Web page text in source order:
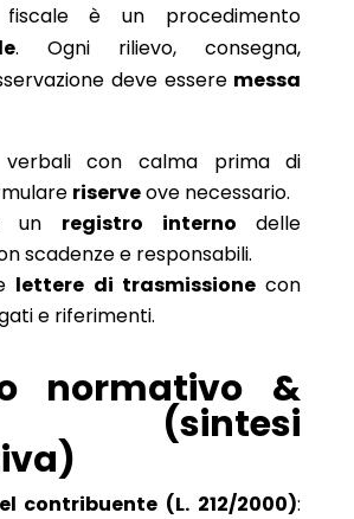
è un procedimento
. Ogni rilievo, consegna,
deve essere messa
verbali con calma prima di
riserveove necessario.
un registro interno delle
scadenze e responsabili.
lettere di trasmissionecon
e riferimenti.
normativo &
(sintesi
contribuente (L. 212/2000):